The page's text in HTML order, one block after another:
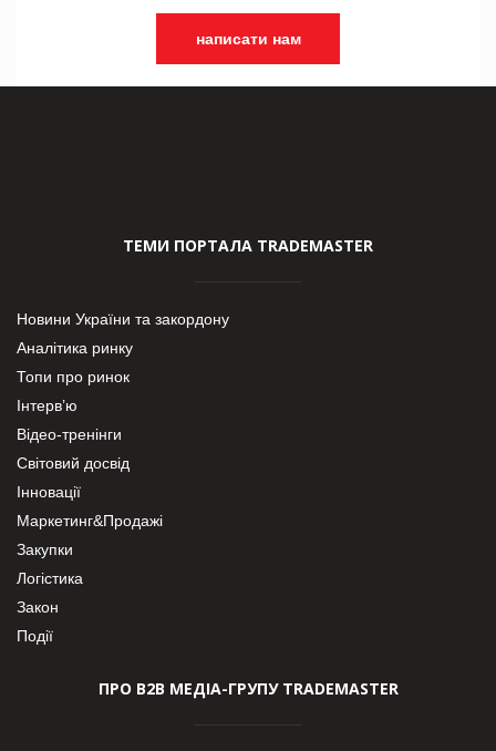
написати нам
ТЕМИ ПОРТАЛА TRADEMASTER
Новини України та закордону
Аналітика ринку
Топи про ринок
Інтерв’ю
Відео-тренінги
Світовий досвід
Інновації
Маркетинг&Продажі
Закупки
Логістика
Закон
Події
ПРО В2В МЕДІА-ГРУПУ TRADEMASTER